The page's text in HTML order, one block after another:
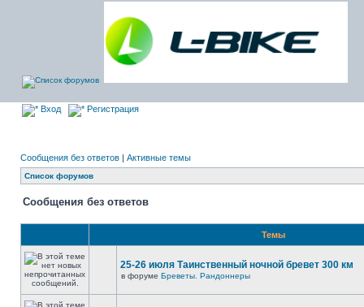
Вход Регистрация
Сообщения без ответов | Активные темы
Список форумов
Сообщения без ответов
Темы
25-26 июля Таинственный ночной бревет 300 км
в форуме Бреветы. Рандоннеры